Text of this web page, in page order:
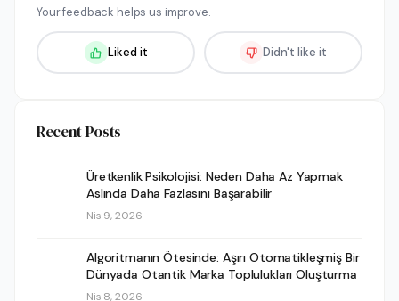
Your feedback helps us improve.
Liked it Didn't like it
Recent Posts
Üretkenlik Psikolojisi: Neden Daha Az Yapmak
Aslında Daha Fazlasını Başarabilir
Nis 9, 2026
Algoritmanın Ötesinde: Aşırı Otomatikleşmiş Bir
Dünyada Otantik Marka Toplulukları Oluşturma
Nis 8, 2026